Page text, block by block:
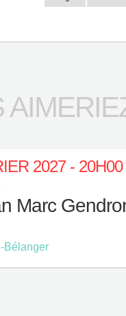
2027 - 20H00
Marc
Bélanger